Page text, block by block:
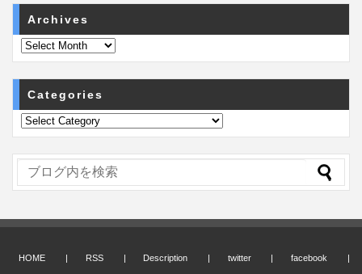
Archives
Categories
HOME RSS Description twitter facebook